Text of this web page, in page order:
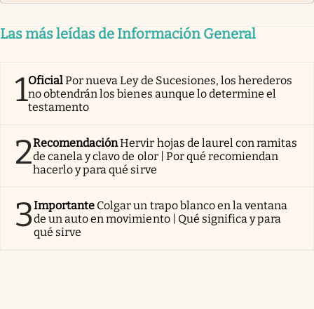
Las más leídas de Información General
1OficialPor nueva Ley de Sucesiones, los herederos
no obtendrán los bienes aunque lo determine el
testamento
2RecomendaciónHervir hojas de laurel con ramitas
de canela y clavo de olor | Por qué recomiendan
hacerlo y para qué sirve
3Importante Colgar un trapo blanco en la ventana
de un auto en movimiento | Qué significa y para
qué sirve